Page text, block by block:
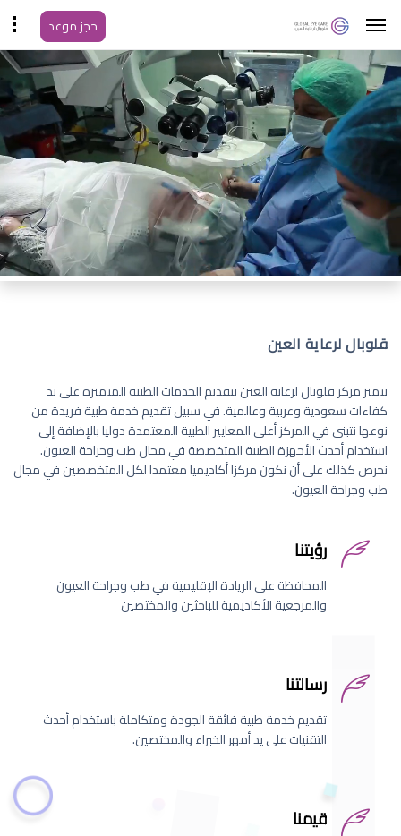
حجز موعد
قلوبال لرعاية العين
يتميز مركز قلوبال لرعاية العين بتقديم الخدمات الطبية المتميزة على يد
كفاءات سعودية وعربية وعالمية. في سبيل تقديم خدمة طبية فريدة من
نوعها نتبنى في المركز أعلى المعايير الطبية المعتمدة دوليا بالإضافة إلى
استخدام أحدث الأجهزة الطبية المتخصصة في مجال طب وجراحة العيون.
نحرص كذلك على أن نكون مركزا أكاديميا معتمدا لكل المتخصصين في مجال
طب وجراحة العيون.
رؤيتنا
المحافظة على الريادة الإقليمية في طب وجراحة العيون
والمرجعية الأكاديمية للباحثين والمختصين
رسالتنا
تقديم خدمة طبية فائقة الجودة ومتكاملة باستخدام أحدث
التقنيات على يد أمهر الخبراء والمختصين.
قيمنا